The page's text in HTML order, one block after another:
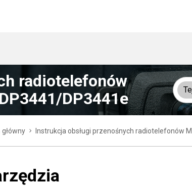
radiotelefonów
DP3441e
główny Instrukcja obsługi przenośnych radiotelefonów